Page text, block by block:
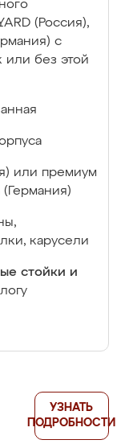
(Россия),
с
или без этой
или премиум
карусели
стойки и
УЗНАТЬ
ПОДРОБНОСТИ